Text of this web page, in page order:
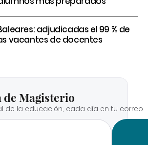
adjudicadas el 99 % de
vacantes de docentes
de Magisterio
de la educación, cada día en tu correo.